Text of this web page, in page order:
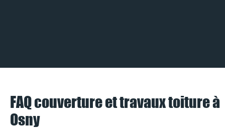
FAQ couverture et travaux toiture à
Osny